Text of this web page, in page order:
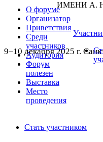
ИМЕНИ А.
9–10 декабря 2025 г.
О форуме
Организатор
Приветствия
Среди
участников
Аудитория
Форум
полезен
Выставка
Место
проведения
Стать участником